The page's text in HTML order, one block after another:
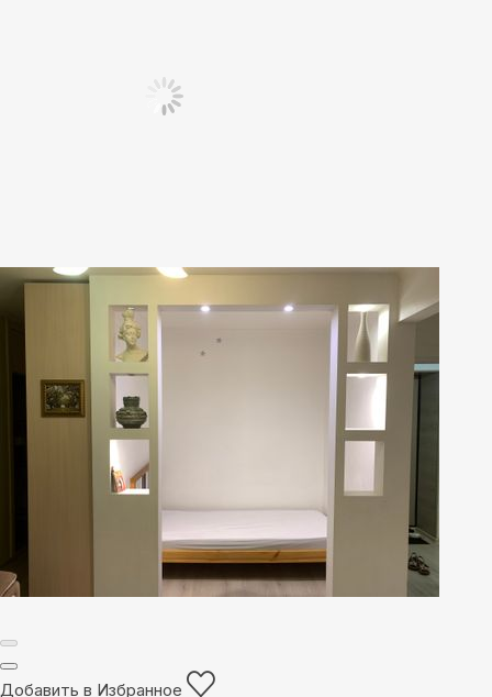
Добавить в Избранное